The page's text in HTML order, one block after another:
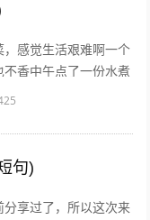
，感觉生活艰难啊一个
不香中午点了一份水煮
人也要吃麻麻香中午
句)
享过了，所以这次来